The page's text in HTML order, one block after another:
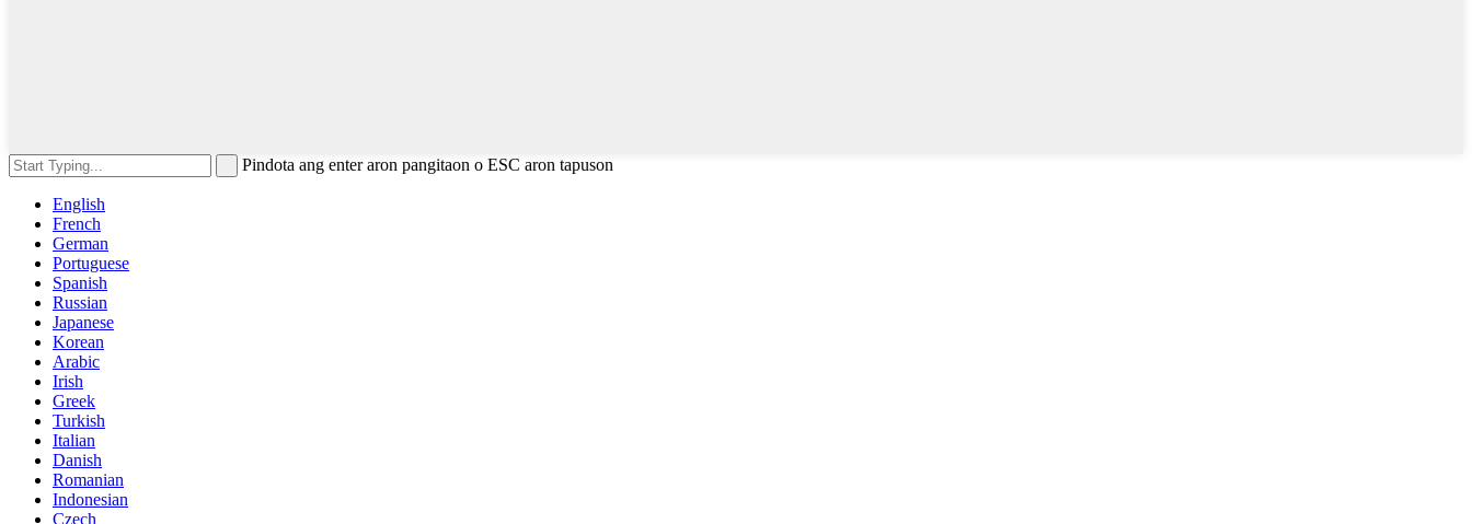
Pindota ang enter aron pangitaon o ESC aron tapuson
English
French
German
Portuguese
Spanish
Russian
Japanese
Korean
Arabic
Irish
Greek
Turkish
Italian
Danish
Romanian
Indonesian
Czech